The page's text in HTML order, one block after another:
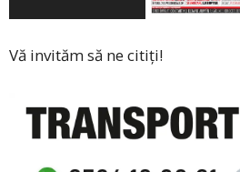
Vă invităm să ne citiți!